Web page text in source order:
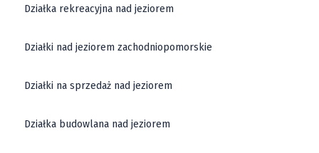
Buylando - Twój Zaufany Partner w
specjalizująca się w sprzedaży nieruchomości
Działka rekreacyjna nad jeziorem
Działki nad jeziorem zachodniopomorskie
Działki na sprzedaż nad jeziorem
Działka budowlana nad jeziorem